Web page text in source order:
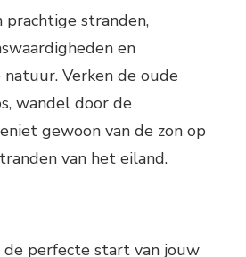
prachtige stranden,
en
Verken de oude
wandel door de
gewoon van de zon op
van het eiland.
perfecte start van jouw